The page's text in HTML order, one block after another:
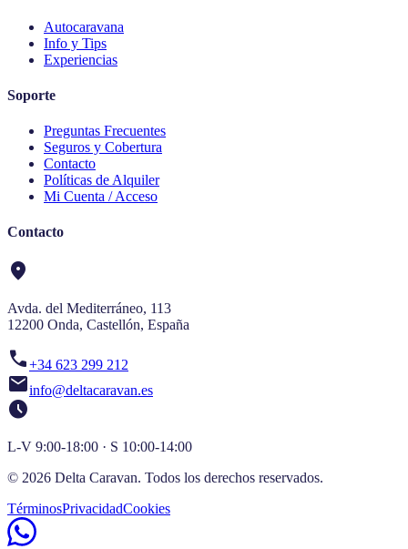
Autocaravana
Info y Tips
Experiencias
Soporte
Preguntas Frecuentes
Seguros y Cobertura
Contacto
Políticas de Alquiler
Mi Cuenta / Acceso
Contacto
location_on
Avda. del Mediterráneo, 113
12200 Onda, Castellón, España
call+34 623 299 212
mailinfo@deltacaravan.es
schedule
L-V 9:00-18:00 · S 10:00-14:00
© 2026 Delta Caravan. Todos los derechos reservados.
TérminosPrivacidadCookies